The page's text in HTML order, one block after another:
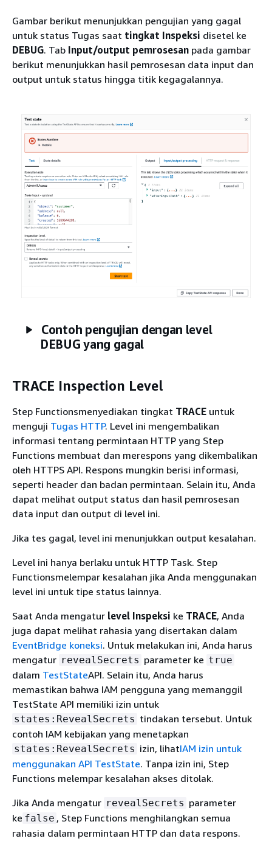
Gambar berikut menunjukkan pengujian yang gagal
untuk status Tugas saat tingkat Inspeksi disetel ke
DEBUG. Tab Input/output pemrosesan pada gambar
berikut menunjukkan hasil pemrosesan data input dan
output untuk status hingga titik kegagalannya.
Contoh pengujian dengan level
DEBUG yang gagal
TRACE Inspection Level
Step Functionsmenyediakan tingkat TRACE untuk
menguji Tugas HTTP. Level ini mengembalikan
informasi tentang permintaan HTTP yang Step
Functions membuat dan merespons yang dikembalikan
oleh HTTPS API. Respons mungkin berisi informasi,
seperti header dan badan permintaan. Selain itu, Anda
dapat melihat output status dan hasil pemrosesan
data input dan output di level ini.
Jika tes gagal, level ini menunjukkan output kesalahan.
Level ini hanya berlaku untuk HTTP Task. Step
Functionsmelempar kesalahan jika Anda menggunakan
level ini untuk tipe status lainnya.
Saat Anda mengatur level Inspeksi ke TRACE, Anda
juga dapat melihat rahasia yang disertakan dalam
EventBridge koneksi. Untuk melakukan ini, Anda harus
mengatur revealSecrets parameter ke true
dalam TestStateAPI. Selain itu, Anda harus
memastikan bahwa IAM pengguna yang memanggil
TestState API memiliki izin untuk
states:RevealSecrets tindakan tersebut. Untuk
contoh IAM kebijakan yang menetapkan
states:RevealSecrets izin, lihatIAM izin untuk
menggunakan API TestState. Tanpa izin ini, Step
Functions melempar kesalahan akses ditolak.
Jika Anda mengatur revealSecrets parameter
ke false , Step Functions menghilangkan semua
rahasia dalam permintaan HTTP dan data respons.